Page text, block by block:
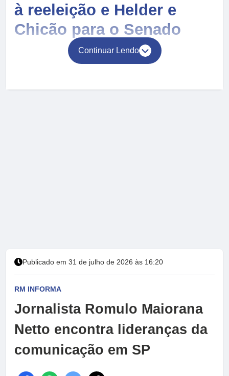
à reeleição e Helder e
Chicão para o Senado
Continuar Lendo
Publicado em 31 de julho de 2026 às 16:20
RM INFORMA
Jornalista Romulo Maiorana
Netto encontra lideranças da
comunicação em SP